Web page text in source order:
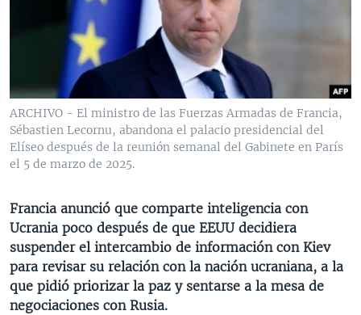
ENTRETENIMIENTO Y CULTURA
TECNOLOGÍA
DEPORTES
CIENCIA Y SALUD
VIDEOS
FOTOGRAFÍA
AUDIOS
PROGRAMAS TV
EL MUNDO AL DÍA
FORO INTERAMERICANO
VISIÓN 360
LAS CLAVES
AVANCE INFORMATIVO
AUDIONOTICIAS
BUENOS DÍAS AMÉRICA
EL MUNDO AL DÍA [RADIO]
FORO [RADIO]
DEPORTIVO INTERNACIONAL
NOTA ECONÓMICA
DIRECT
DOCUMENTALES DE LA VOA
Learning English
SÍGANOS
Idiomas
ARCHIVO - El ministro de las Fuerzas Armadas de Francia,
Sébastien Lecornu, abandona el palacio presidencial del
Elíseo después de la reunión semanal del Gabinete en París
el 5 de marzo de 2025.
Francia anunció que comparte inteligencia con
Ucrania poco después de que EEUU decidiera
suspender el intercambio de información con Kiev
para revisar su relación con la nación ucraniana, a la
que pidió priorizar la paz y sentarse a la mesa de
negociaciones con Rusia.